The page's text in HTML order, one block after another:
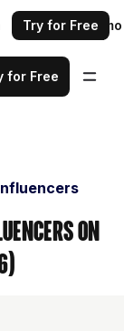
Request a demo
Try for Free
for Free
on